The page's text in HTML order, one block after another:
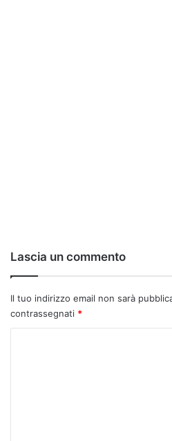
Lascia un commento
Il tuo indirizzo email non sarà
contrassegnati *